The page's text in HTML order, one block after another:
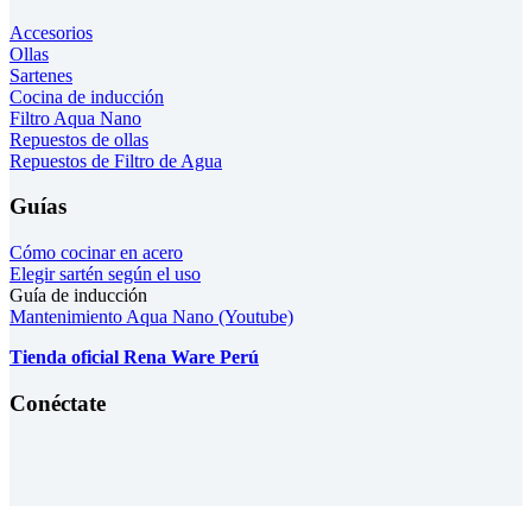
Accesorios
Ollas
Sartenes
Cocina de inducción
Filtro Aqua Nano
Repuestos de ollas
Repuestos de Filtro de Agua
Guías
Cómo cocinar en acero
Elegir sartén según el uso
Guía de inducción
Mantenimiento Aqua Nano (Youtube)
Tienda oficial Rena Ware Perú
Conéctate